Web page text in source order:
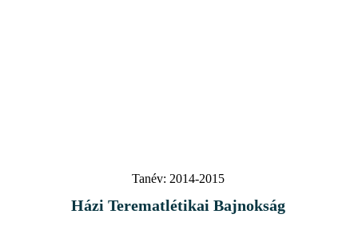
Tanév: 2014-2015
Házi Terematlétikai Bajnokság